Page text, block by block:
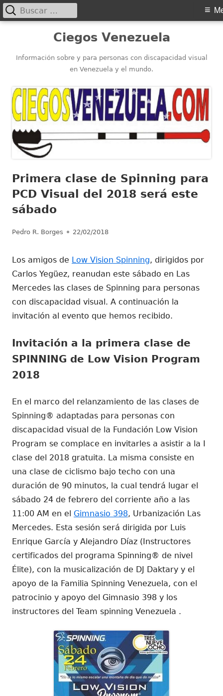
contenido
Ciegos Venezuela
Información sobre y para personas con discapacidad visual
en Venezuela y el mundo.
Menú
principal
Buscar:
Primera clase de Spinning para
PCD Visual del 2018 será este
sábado
Autor
Pedro R. Borges Publicado
22/02/2018
Los amigos de Low Vision Spinning, dirigidos por
Carlos Yegüez, reanudan este sábado en Las
Mercedes las clases de Spinning para personas
con discapacidad visual. A continuación la
invitación al evento que hemos recibido.
Invitación a la primera clase de
SPINNING de Low Vision Program
2018
En el marco del relanzamiento de las clases de
Spinning® adaptadas para personas con
discapacidad visual de la Fundación Low Vision
Program se complace en invitarles a asistir a la I
clase del 2018 gratuita. La misma consiste en
una clase de ciclismo bajo techo con una
duración de 90 minutos, la cual tendrá lugar el
sábado 24 de febrero del corriente año a las
11:00 AM en el Gimnasio 398, Urbanización Las
Mercedes. Esta sesión será dirigida por Luis
Enrique García y Alejandro Díaz (Instructores
certificados del programa Spinning® de nivel
Élite), con la musicalización de DJ Daktary y el
apoyo de la Familia Spinning Venezuela, con el
patrocinio y apoyo del Gimnasio 398 y los
instructores del Team spinning Venezuela .